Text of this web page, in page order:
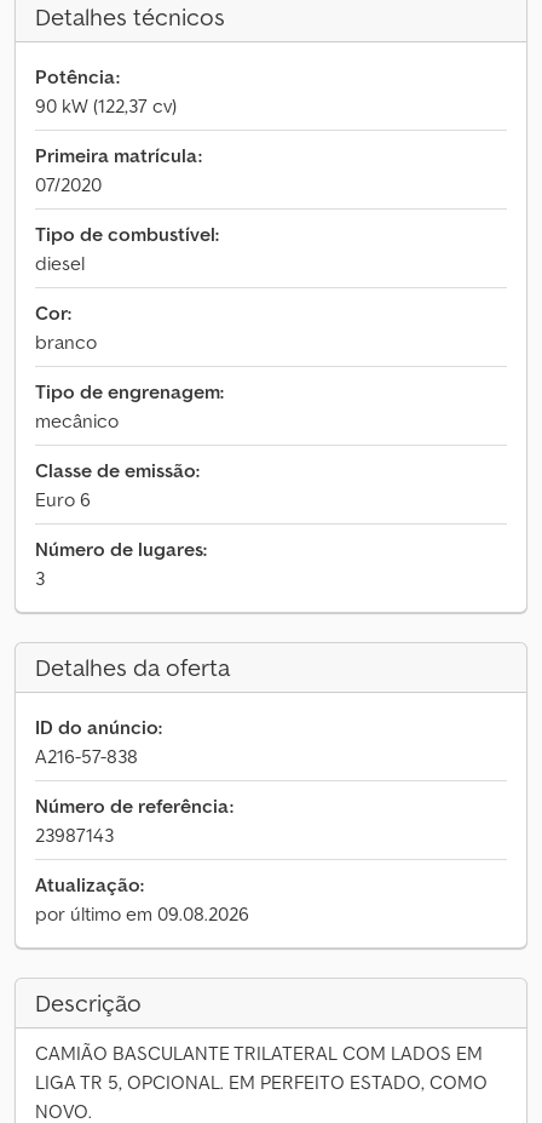
Detalhes técnicos
Potência:
90 kW (122,37 cv)
Primeira matrícula:
07/2020
Tipo de combustível:
diesel
Cor:
branco
Tipo de engrenagem:
mecânico
Classe de emissão:
Euro 6
Número de lugares:
3
Detalhes da oferta
ID do anúncio:
A216-57-838
Número de referência:
23987143
Atualização:
por último em 09.08.2026
Descrição
CAMIÃO BASCULANTE TRILATERAL COM LADOS EM
LIGA TR 5, OPCIONAL. EM PERFEITO ESTADO, COMO
NOVO.